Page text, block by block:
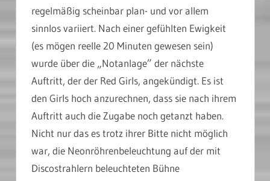
regelmäßig scheinbar plan- und vor allem
sinnlos variiert. Nach einer gefühlten Ewigkeit
(es mögen reelle 20 Minuten gewesen sein)
wurde über die „Notanlage” der nächste
Auftritt, der der Red Girls, angekündigt. Es ist
den Girls hoch anzurechnen, dass sie nach ihrem
Auftritt auch die Zugabe noch getanzt haben.
Nicht nur das es trotz ihrer Bitte nicht möglich
war, die Neonröhrenbeleuchtung auf der mit
Discostrahlern beleuchteten Bühne